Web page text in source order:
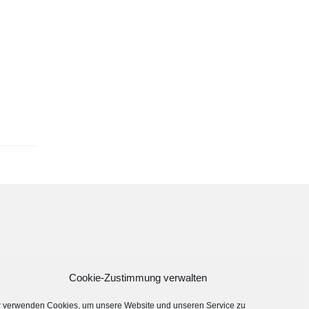
Cookie-Zustimmung verwalten
verwenden Cookies, um unsere Website und unseren Service zu